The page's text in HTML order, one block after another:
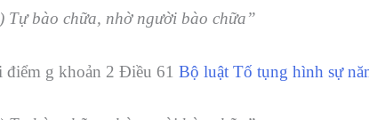
Tự bào chữa, nhờ người bào chữa”
điểm g khoản 2 Điều 61 Bộ luật Tố tụng hình sự